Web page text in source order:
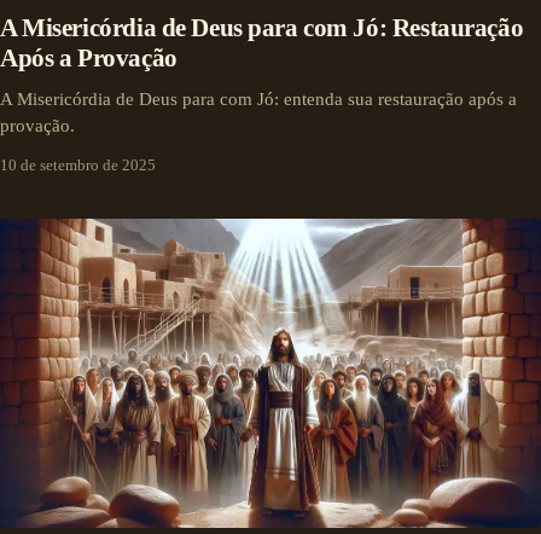
A Misericórdia de Deus para com Jó: Restauração
Após a Provação
A Misericórdia de Deus para com Jó: entenda sua restauração após a
provação.
10 de setembro de 2025